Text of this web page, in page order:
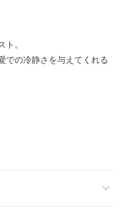
ト。
での冷静さを与えてくれる